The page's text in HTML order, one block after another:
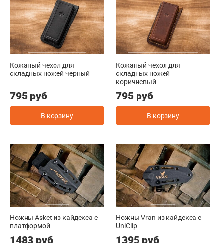
Кожаный чехол для
складных ножей черный
795 руб
В корзину
Кожаный чехол для
складных ножей
коричневый
795 руб
В корзину
Ножны Asket из кайдекса c
платформой
1483 руб
Ножны Vran из кайдекса c
UniClip
1395 руб